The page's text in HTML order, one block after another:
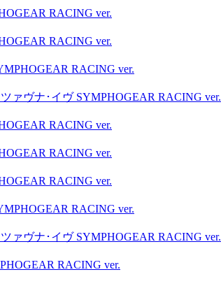
RACING ver.
RACING ver.
RACING ver.
ァヴナ･イヴ SYMPHOGEAR RACING ver.
RACING ver.
RACING ver.
RACING ver.
RACING ver.
ァヴナ･イヴ SYMPHOGEAR RACING ver.
RACING ver.